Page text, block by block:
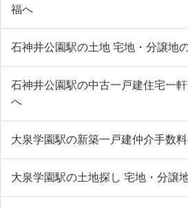
福へ
石神井公園駅の土地 宅地・分譲地
石神井公園駅の中古一戸建住宅一
へ
大泉学園駅の新築一戸建仲介手数
大泉学園駅の土地探し 宅地・分譲